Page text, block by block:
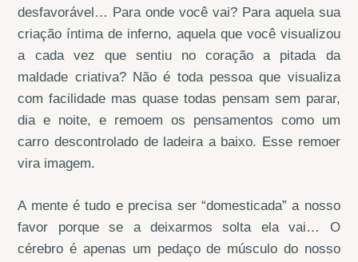
desfavorável… Para onde você vai? Para aquela sua
criação íntima de inferno, aquela que você visualizou
a cada vez que sentiu no coração a pitada da
maldade criativa? Não é toda pessoa que visualiza
com facilidade mas quase todas pensam sem parar,
dia e noite, e remoem os pensamentos como um
carro descontrolado de ladeira a baixo. Esse remoer
vira imagem.
A mente é tudo e precisa ser “domesticada” a nosso
favor porque se a deixarmos solta ela vai… O
cérebro é apenas um pedaço de músculo do nosso